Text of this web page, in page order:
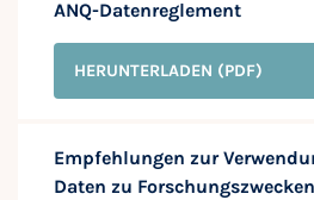
ANQ-Datenreglement
HERUNTERLADEN (PDF)
Empfehlungen zur
Daten zu Forschungszwecken